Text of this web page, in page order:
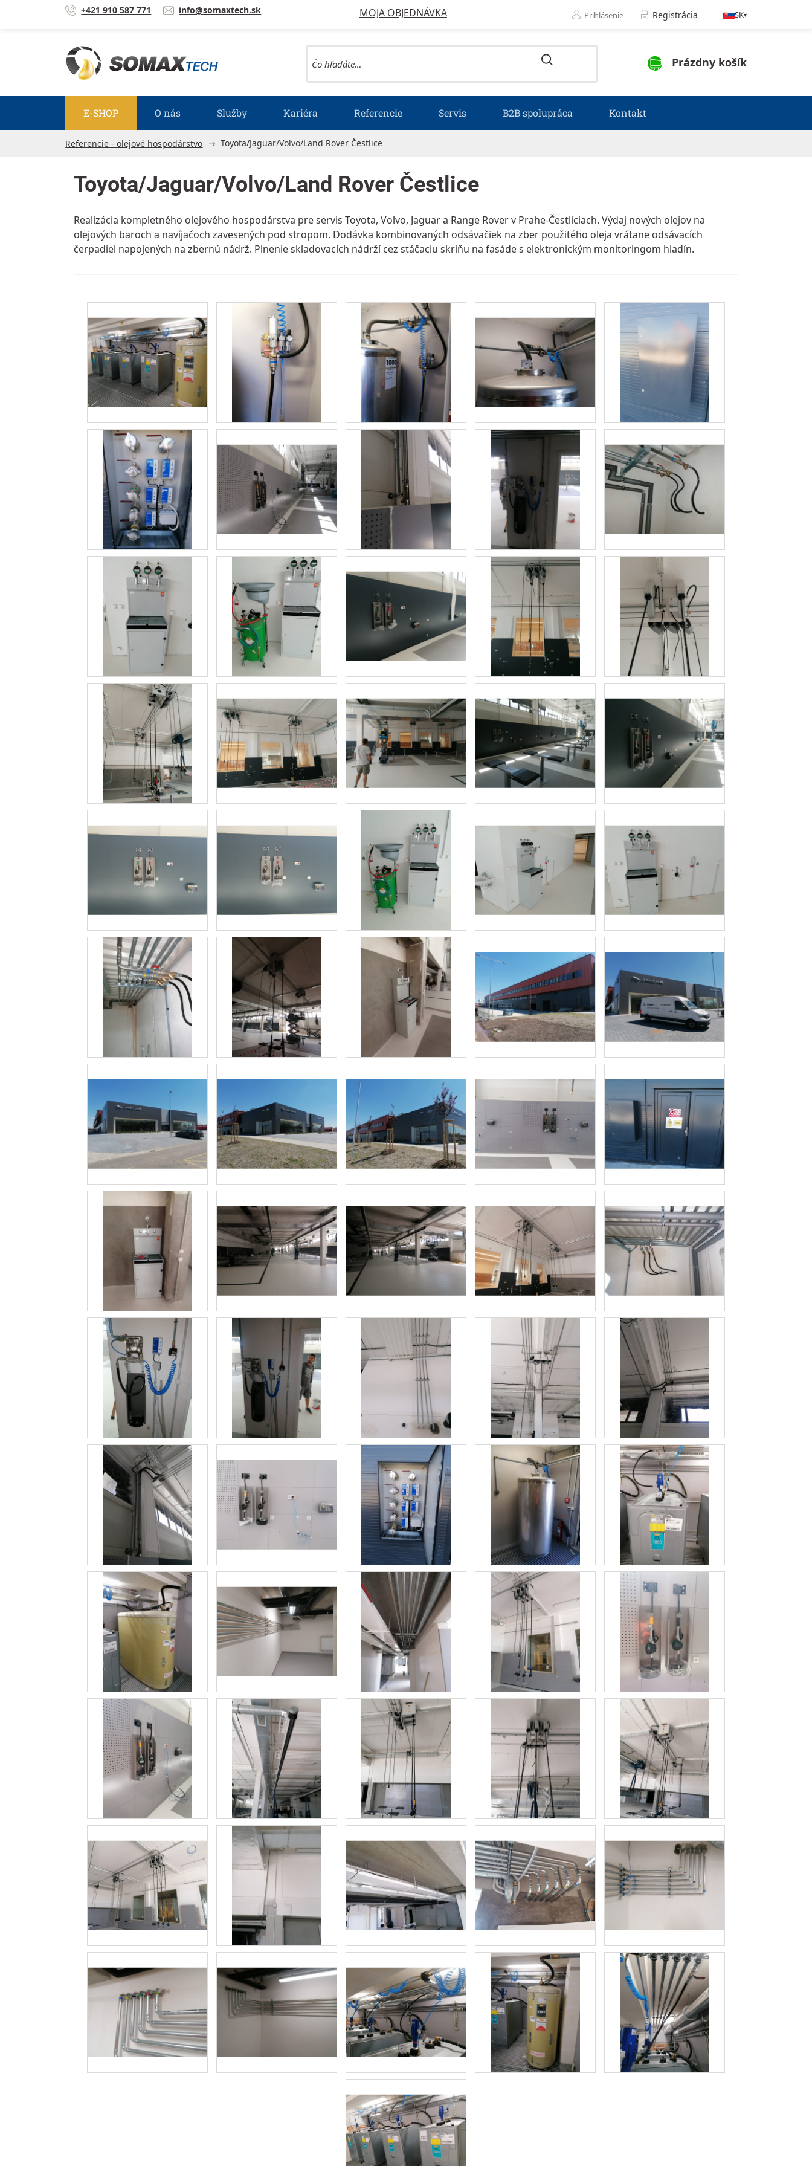
Prejsť na obsah +421 910 587 771 info@somaxtech.sk MOJA OBJEDNÁVKA Prihlásenie Registrácia SK▾
NÁKUPNÝ KOŠÍK
Prázdny košík
E-SHOP O nás Služby Kariéra Referencie Servis B2B spolupráca Kontakt
Referencie - olejové hospodárstvo Toyota/Jaguar/Volvo/Land Rover Čestlice
Toyota/Jaguar/Volvo/Land Rover Čestlice
Realizácia kompletného olejového hospodárstva pre servis Toyota, Volvo, Jaguar a Range Rover v Prahe-Čestliciach. Výdaj nových olejov na
olejových baroch a navíjačoch zavesených pod stropom. Dodávka kombinovaných odsávačiek na zber použitého oleja vrátane odsávacích
čerpadiel napojených na zbernú nádrž. Plnenie skladovacích nádrží cez stáčaciu skriňu na fasáde s elektronickým monitoringom hladín.